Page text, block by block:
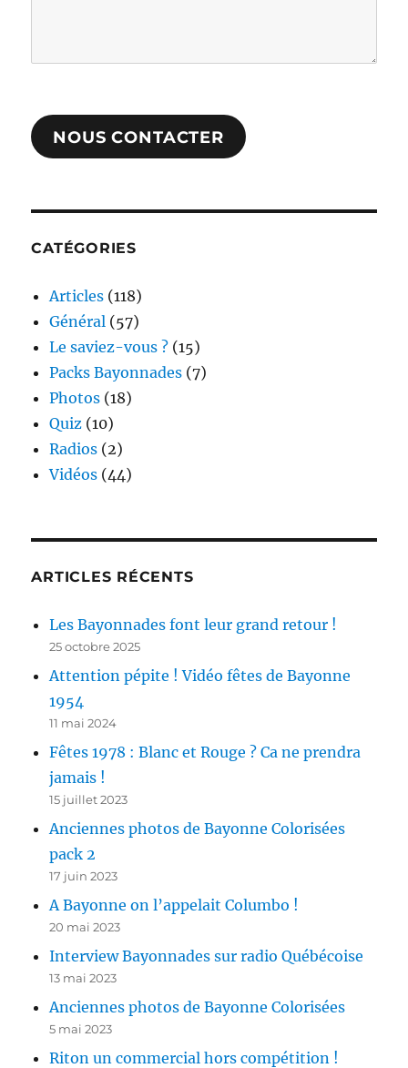
NOUS CONTACTER
CATÉGORIES
Articles (118)
Général (57)
Le saviez-vous ? (15)
Packs Bayonnades (7)
Photos (18)
Quiz (10)
Radios (2)
Vidéos (44)
ARTICLES RÉCENTS
Les Bayonnades font leur grand retour !
25 octobre 2025
Attention pépite ! Vidéo fêtes de Bayonne
1954
11 mai 2024
Fêtes 1978 : Blanc et Rouge ? Ca ne prendra
jamais !
15 juillet 2023
Anciennes photos de Bayonne Colorisées
pack 2
17 juin 2023
A Bayonne on l’appelait Columbo !
20 mai 2023
Interview Bayonnades sur radio Québécoise
13 mai 2023
Anciennes photos de Bayonne Colorisées
5 mai 2023
Riton un commercial hors compétition !